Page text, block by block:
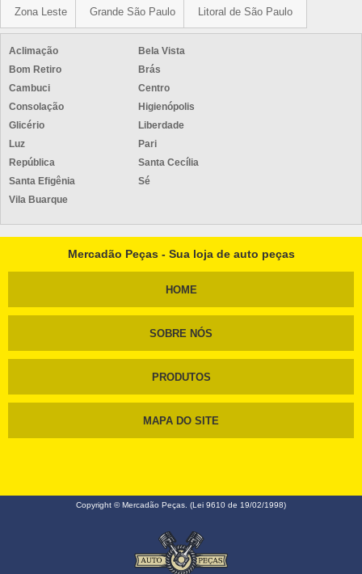
Zona Leste Grande São Paulo Litoral de São Paulo
Aclimação
Bela Vista
Bom Retiro
Brás
Cambuci
Centro
Consolação
Higienópolis
Glicério
Liberdade
Luz
Pari
República
Santa Cecília
Santa Efigênia
Sé
Vila Buarque
Mercadão Peças - Sua loja de auto peças
HOME
SOBRE NÓS
PRODUTOS
MAPA DO SITE
Copyright © Mercadão Peças. (Lei 9610 de 19/02/1998)